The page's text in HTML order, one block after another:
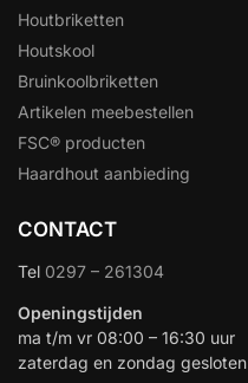
Houtbriketten
Houtskool
Bruinkoolbriketten
Artikelen meebestellen
FSC® producten
Haardhout aanbieding
CONTACT
Tel 0297 – 261304
Openingstijden
ma t/m vr 08:00 – 16:30 uur
zaterdag en zondag gesloten